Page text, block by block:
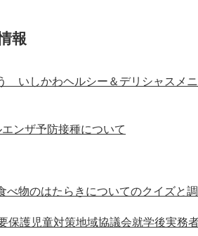
報
いしかわヘルシー＆デリシャスメ
ンザ予防接種について
べ物のはたらきについてのクイズと
護児童対策地域協議会就学後実務